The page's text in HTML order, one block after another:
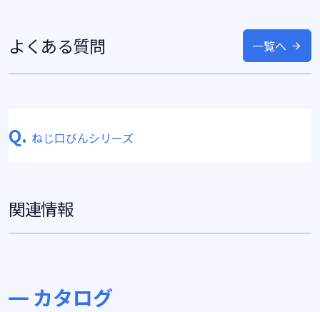
よくある質問 一覧へ
Q. ねじ口びんシリーズ
関連情報
カタログ